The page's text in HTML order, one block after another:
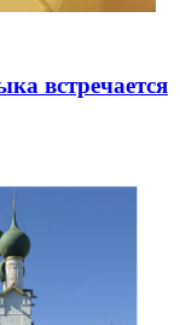
встречается